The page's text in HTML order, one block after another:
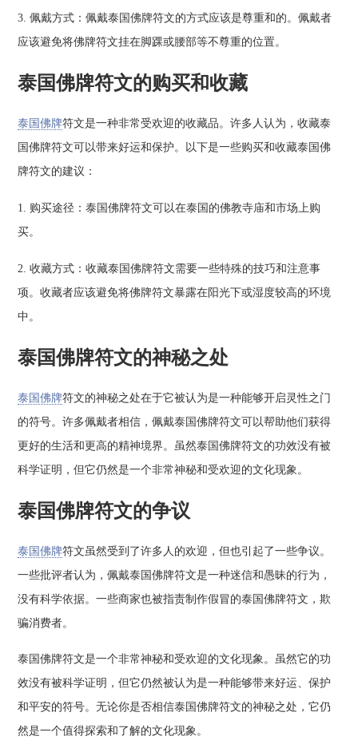
3. 佩戴方式：佩戴泰国佛牌符文的方式应该是尊重和的。佩戴者
应该避免将佛牌符文挂在脚踝或腰部等不尊重的位置。
泰国佛牌符文的购买和收藏
泰国佛牌符文是一种非常受欢迎的收藏品。许多人认为，收藏泰
国佛牌符文可以带来好运和保护。以下是一些购买和收藏泰国佛
牌符文的建议：
1. 购买途径：泰国佛牌符文可以在泰国的佛教寺庙和市场上购
买。
2. 收藏方式：收藏泰国佛牌符文需要一些特殊的技巧和注意事
项。收藏者应该避免将佛牌符文暴露在阳光下或湿度较高的环境
中。
泰国佛牌符文的神秘之处
泰国佛牌符文的神秘之处在于它被认为是一种能够开启灵性之门
的符号。许多佩戴者相信，佩戴泰国佛牌符文可以帮助他们获得
更好的生活和更高的精神境界。虽然泰国佛牌符文的功效没有被
科学证明，但它仍然是一个非常神秘和受欢迎的文化现象。
泰国佛牌符文的争议
泰国佛牌符文虽然受到了许多人的欢迎，但也引起了一些争议。
一些批评者认为，佩戴泰国佛牌符文是一种迷信和愚昧的行为，
没有科学依据。一些商家也被指责制作假冒的泰国佛牌符文，欺
骗消费者。
泰国佛牌符文是一个非常神秘和受欢迎的文化现象。虽然它的功
效没有被科学证明，但它仍然被认为是一种能够带来好运、保护
和平安的符号。无论你是否相信泰国佛牌符文的神秘之处，它仍
然是一个值得探索和了解的文化现象。